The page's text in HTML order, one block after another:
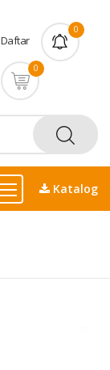
Daftar
0
0
Katalog